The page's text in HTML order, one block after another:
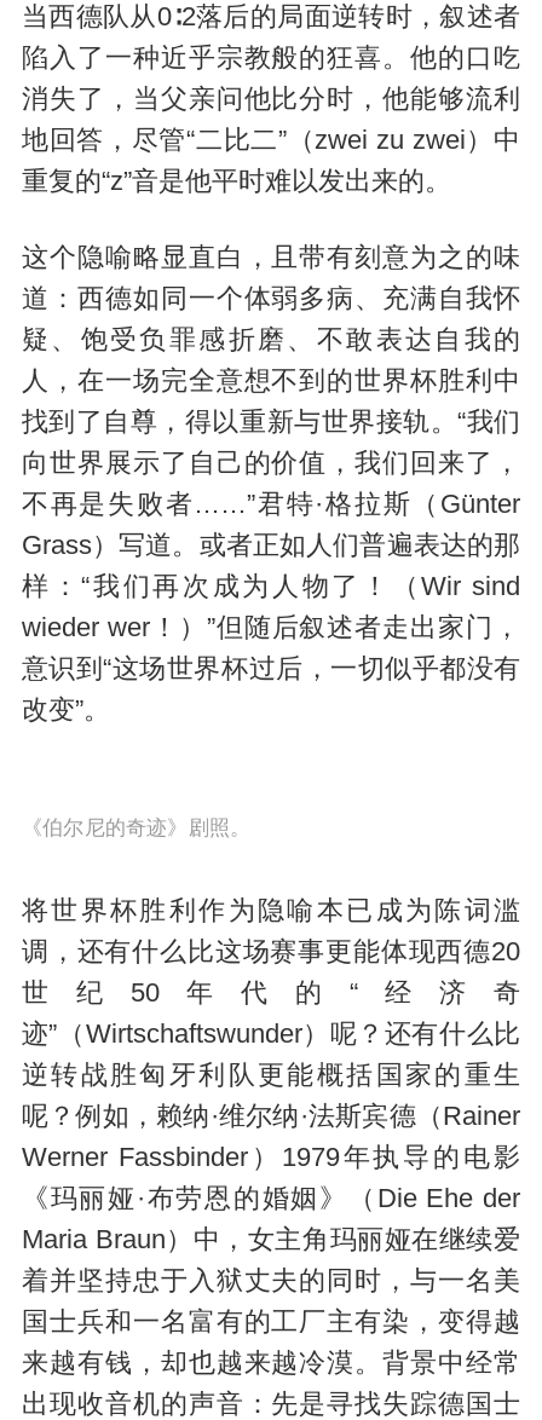
当西德队从0∶2落后的局面逆转时，叙述者
陷入了一种近乎宗教般的狂喜。他的口吃
消失了，当父亲问他比分时，他能够流利
地回答，尽管“二比二”（zwei zu zwei）中
重复的“z”音是他平时难以发出来的。
这个隐喻略显直白，且带有刻意为之的味
道：西德如同一个体弱多病、充满自我怀
疑、饱受负罪感折磨、不敢表达自我的
人，在一场完全意想不到的世界杯胜利中
找到了自尊，得以重新与世界接轨。“我们
向世界展示了自己的价值，我们回来了，
不再是失败者……”君特·格拉斯（Günter
Grass）写道。或者正如人们普遍表达的那
样：“我们再次成为人物了！（Wir sind
wieder wer！）”但随后叙述者走出家门，
意识到“这场世界杯过后，一切似乎都没有
改变”。
《伯尔尼的奇迹》剧照。
将世界杯胜利作为隐喻本已成为陈词滥
调，还有什么比这场赛事更能体现西德20
世纪50年代的“经济奇
迹”（Wirtschaftswunder）呢？还有什么比
逆转战胜匈牙利队更能概括国家的重生
呢？例如，赖纳·维尔纳·法斯宾德（Rainer
Werner Fassbinder）1979年执导的电影
《玛丽娅·布劳恩的婚姻》（Die Ehe der
Maria Braun）中，女主角玛丽娅在继续爱
着并坚持忠于入狱丈夫的同时，与一名美
国士兵和一名富有的工厂主有染，变得越
来越有钱，却也越来越冷漠。背景中经常
出现收音机的声音：先是寻找失踪德国士